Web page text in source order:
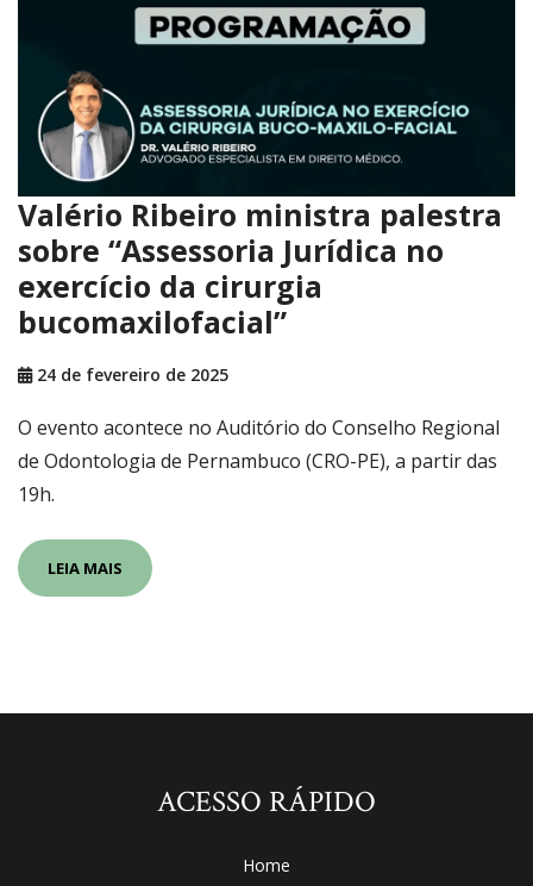
Valério Ribeiro ministra palestra
sobre “Assessoria Jurídica no
exercício da cirurgia
bucomaxilofacial”
24 de fevereiro de 2025
O evento acontece no Auditório do Conselho Regional
de Odontologia de Pernambuco (CRO-PE), a partir das
19h.
LEIA MAIS
ACESSO RÁPIDO
Home